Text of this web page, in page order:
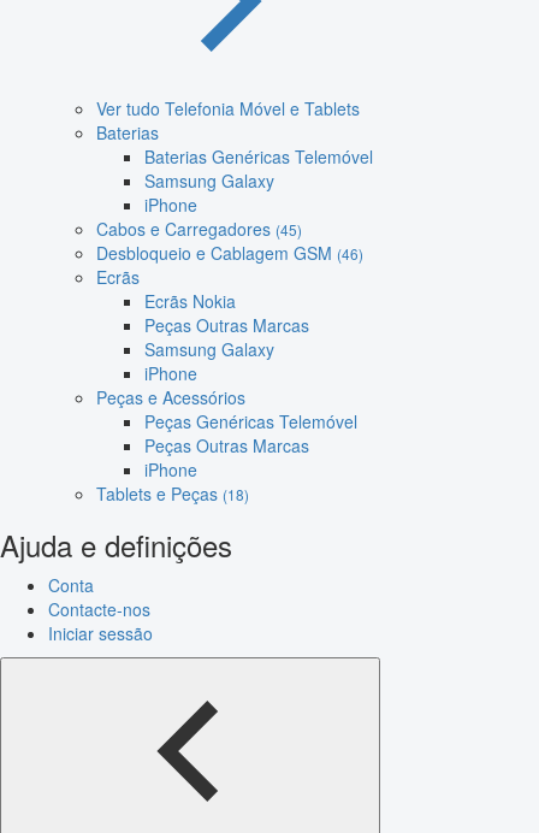
Ver tudo Telefonia Móvel e Tablets
Baterias
Baterias Genéricas Telemóvel
Samsung Galaxy
iPhone
Cabos e Carregadores (45)
Desbloqueio e Cablagem GSM (46)
Ecrãs
Ecrãs Nokia
Peças Outras Marcas
Samsung Galaxy
iPhone
Peças e Acessórios
Peças Genéricas Telemóvel
Peças Outras Marcas
iPhone
Tablets e Peças (18)
Ajuda e definições
Conta
Contacte-nos
Iniciar sessão